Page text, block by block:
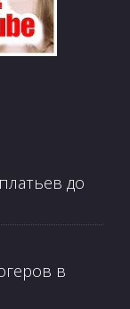
до
в